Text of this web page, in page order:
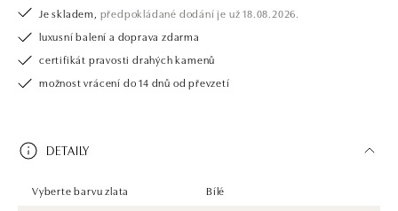
Je skladem, předpokládané dodání je už 18.08.2026.
luxusní balení a doprava zdarma
certifikát pravosti drahých kamenů
možnost vrácení do 14 dnů od převzetí
DETAILY
Vyberte barvu zlata
Bílé